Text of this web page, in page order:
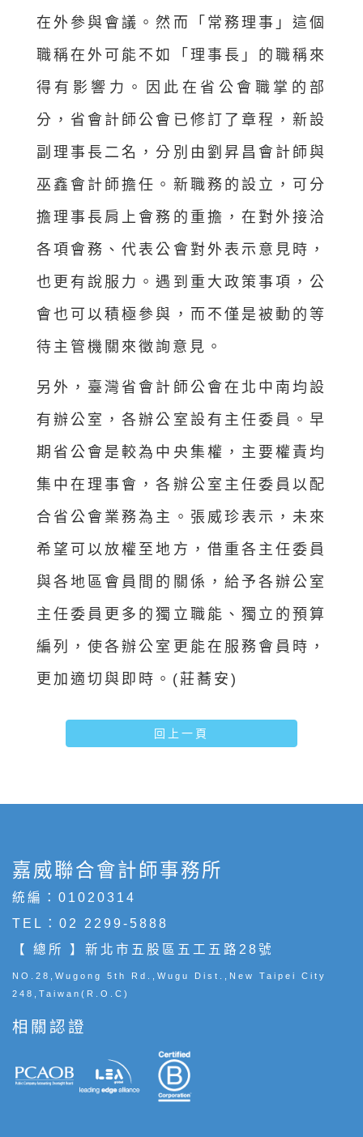
在外參與會議。然而「常務理事」這個
職稱在外可能不如「理事長」的職稱來
得有影響力。因此在省公會職掌的部
分，省會計師公會已修訂了章程，新設
副理事長二名，分別由劉昇昌會計師與
巫鑫會計師擔任。新職務的設立，可分
擔理事長肩上會務的重擔，在對外接洽
各項會務、代表公會對外表示意見時，
也更有說服力。遇到重大政策事項，公
會也可以積極參與，而不僅是被動的等
待主管機關來徵詢意見。
另外，臺灣省會計師公會在北中南均設
有辦公室，各辦公室設有主任委員。早
期省公會是較為中央集權，主要權責均
集中在理事會，各辦公室主任委員以配
合省公會業務為主。張威珍表示，未來
希望可以放權至地方，借重各主任委員
與各地區會員間的關係，給予各辦公室
主任委員更多的獨立職能、獨立的預算
編列，使各辦公室更能在服務會員時，
更加適切與即時。(莊蕎安)
回上一頁
嘉威聯合會計師事務所
統編：01020314
TEL： 02 2299-5888
【 總所 】新北市五股區五工五路28號
NO.28,Wugong 5th Rd.,Wugu Dist.,New Taipei City
248,Taiwan(R.O.C)
相關認證